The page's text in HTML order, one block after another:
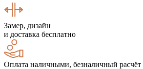
Замер, дизайн
и доставка бесплатно
Оплата наличными, безналичный расчёт